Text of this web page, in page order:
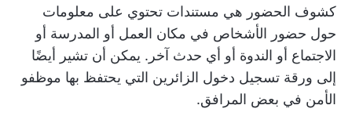
كشوف الحضور هي مستندات تحتوي على معلومات
حول حضور الأشخاص في مكان العمل أو المدرسة أو
الاجتماع أو الندوة أو أي حدث آخر. يمكن أن تشير أيضًا
إلى ورقة تسجيل دخول الزائرين التي يحتفظ بها موظفو
الأمن في بعض المرافق.